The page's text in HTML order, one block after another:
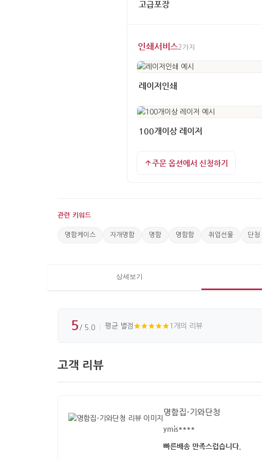
고급포장
인쇄서비스2가지
레이저인쇄
100개이상 레이저
주문 옵션에서 신청하기
관련 키워드
명함케이스 자개명함 명함 명함함 취업선물 단청
상세보기
5 / 5.0 평균 별점 1개의 리뷰
고객 리뷰
명함집-기와단청
ymis****
빠른배송 만족스럽습니다.